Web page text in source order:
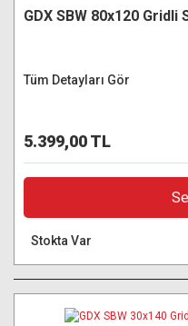
GDX SBW 80x120
Tüm Detayları Gör
5.399,00 TL
Stokta Var